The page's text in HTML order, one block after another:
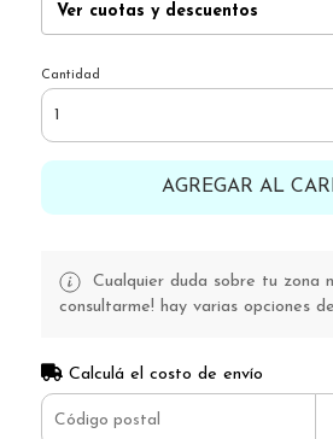
Ver cuotas y descuentos
Cantidad
AGREGAR AL
Cualquier duda sobre tu zona
consultarme! hay varias opciones
Calculá el costo de envío